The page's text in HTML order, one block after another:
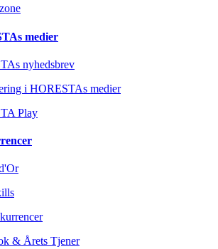
medier
nyhedsbrev
i HORESTAs medier
Play
& Årets Tjener